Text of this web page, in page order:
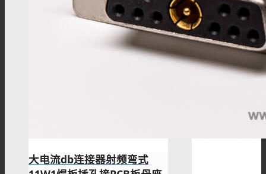
大电流db连接器射频弯式